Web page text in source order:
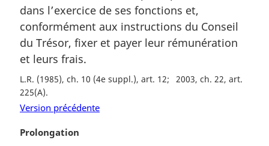
a
e
:
m
r
g
i
n
a
e
:
dans l’exercice de ses fonctions et,
conformément aux instructions du Conseil
du Trésor, fixer et payer leur rémunération
et leurs frais.
L.R. (1985), ch. 10 (4e suppl.), art. 12
2003, ch. 22, art.
225(A)
Version précédente
N
Prolongation